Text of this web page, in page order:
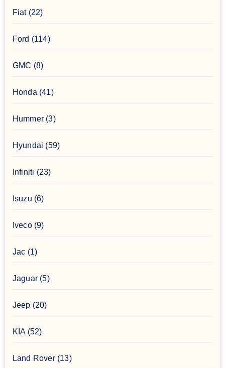
Fiat(22)
Ford (114)
GMC (8)
Honda (41)
Hummer(3)
Hyundai (59)
Infiniti (23)
Isuzu (6)
Iveco(9)
Jac (1)
Jaguar(5)
Jeep (20)
KIA(52)
Land Rover(13)